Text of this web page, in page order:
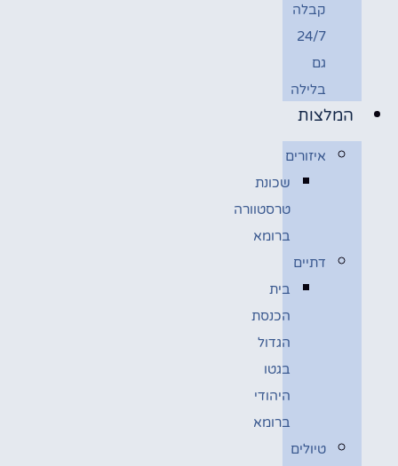
קבלה
24/7
גם
בלילה
המלצות
איזורים
שכונת
טרסטוורה
ברומא
דתיים
בית
הכנסת
הגדול
בגטו
היהודי
ברומא
טיולים